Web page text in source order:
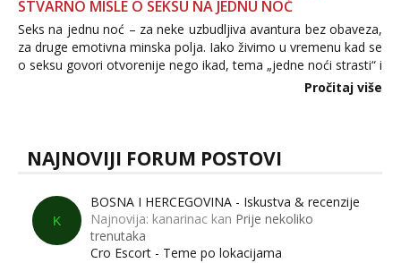
STVARNO MISLE O SEKSU NA JEDNU NOĆ
Seks na jednu noć – za neke uzbudljiva avantura bez obaveza,
za druge emotivna minska polja. Iako živimo u vremenu kad se
o seksu govori otvorenije nego ikad, tema „jedne noći strasti“ i
dalje izaziva burne rasprave. Što zapravo misle žene, a što
Pročitaj više
NAJNOVIJI FORUM POSTOVI
K
BOSNA I HERCEGOVINA - Iskustva & recenzije
Najnovija: kanarinac kan Prije nekoliko
trenutaka
Cro Escort - Teme po lokacijama